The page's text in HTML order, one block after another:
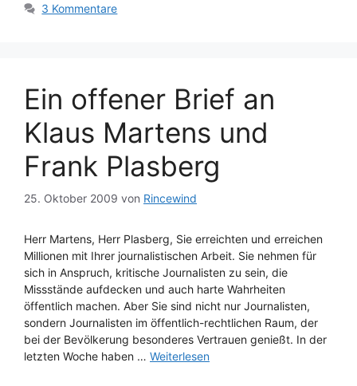
3 Kommentare
Ein offener Brief an
Klaus Martens und
Frank Plasberg
25. Oktober 2009 von Rincewind
Herr Martens, Herr Plasberg, Sie erreichten und erreichen
Millionen mit Ihrer journalistischen Arbeit. Sie nehmen für
sich in Anspruch, kritische Journalisten zu sein, die
Missstände aufdecken und auch harte Wahrheiten
öffentlich machen. Aber Sie sind nicht nur Journalisten,
sondern Journalisten im öffentlich-rechtlichen Raum, der
bei der Bevölkerung besonderes Vertrauen genießt. In der
letzten Woche haben … Weiterlesen